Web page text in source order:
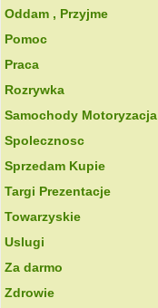
Oddam , Przyjme
Pomoc
Praca
Rozrywka
Samochody Motoryzacja
Spolecznosc
Sprzedam Kupie
Targi Prezentacje
Towarzyskie
Uslugi
Za darmo
Zdrowie